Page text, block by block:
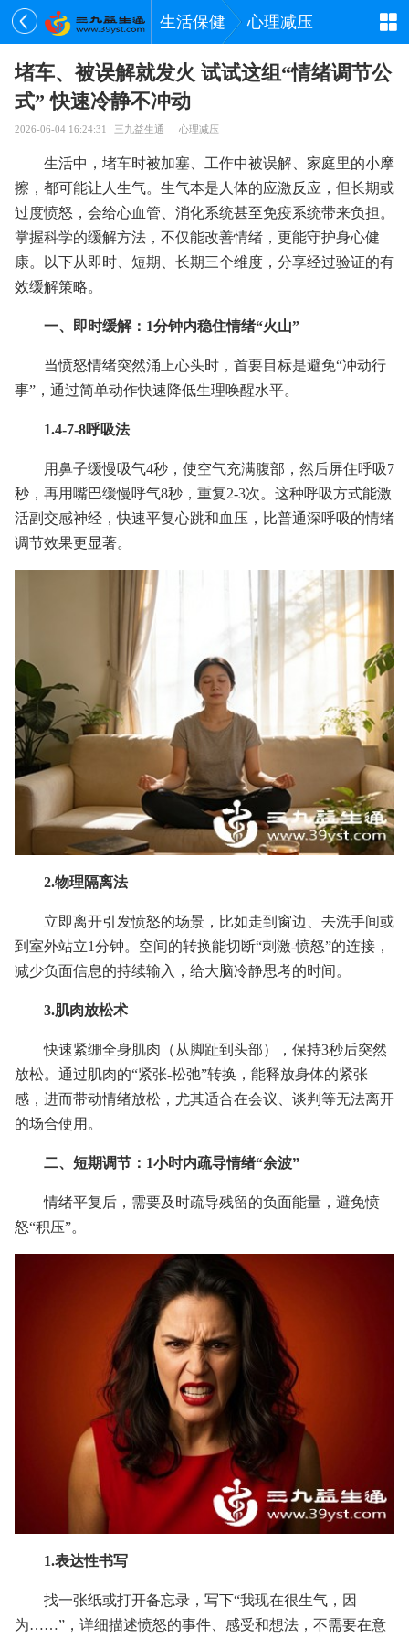
生活保健 心理减压
堵车、被误解就发火 试试这组“情绪调节公
式” 快速冷静不冲动
2026-06-04 16:24:31 三九益生通 心理减压
生活中，堵车时被加塞、工作中被误解、家庭里的小摩
擦，都可能让人生气。生气本是人体的应激反应，但长期或
过度愤怒，会给心血管、消化系统甚至免疫系统带来负担。
掌握科学的缓解方法，不仅能改善情绪，更能守护身心健
康。以下从即时、短期、长期三个维度，分享经过验证的有
效缓解策略。
一、即时缓解：1分钟内稳住情绪“火山”
当愤怒情绪突然涌上心头时，首要目标是避免“冲动行
事”，通过简单动作快速降低生理唤醒水平。
1.4-7-8呼吸法
用鼻子缓慢吸气4秒，使空气充满腹部，然后屏住呼吸7
秒，再用嘴巴缓慢呼气8秒，重复2-3次。这种呼吸方式能激
活副交感神经，快速平复心跳和血压，比普通深呼吸的情绪
调节效果更显著。
2.物理隔离法
立即离开引发愤怒的场景，比如走到窗边、去洗手间或
到室外站立1分钟。空间的转换能切断“刺激-愤怒”的连接，
减少负面信息的持续输入，给大脑冷静思考的时间。
3.肌肉放松术
快速紧绷全身肌肉（从脚趾到头部），保持3秒后突然
放松。通过肌肉的“紧张-松弛”转换，能释放身体的紧张
感，进而带动情绪放松，尤其适合在会议、谈判等无法离开
的场合使用。
二、短期调节：1小时内疏导情绪“余波”
情绪平复后，需要及时疏导残留的负面能量，避免愤
怒“积压”。
1.表达性书写
找一张纸或打开备忘录，写下“我现在很生气，因
为……”，详细描述愤怒的事件、感受和想法，不需要在意